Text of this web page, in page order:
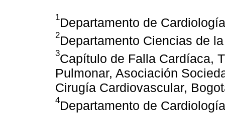
1Departamento de
2Departamento Ciencias de
3Capítulo de Falla Cardíaca,
Pulmonar, Asociación
Cirugía Cardiovascular,
4Departamento de